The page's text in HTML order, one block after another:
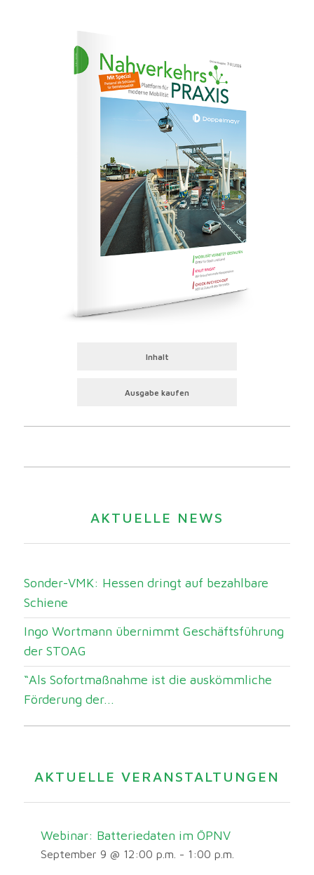
Inhalt
Ausgabe kaufen
AKTUELLE NEWS
Sonder-VMK: Hessen dringt auf bezahlbare
Schiene
Ingo Wortmann übernimmt Geschäftsführung
der STOAG
“Als Sofortmaßnahme ist die auskömmliche
Förderung der...
AKTUELLE VERANSTALTUNGEN
Webinar: Batteriedaten im ÖPNV
September 9 @ 12:00 p.m. - 1:00 p.m.